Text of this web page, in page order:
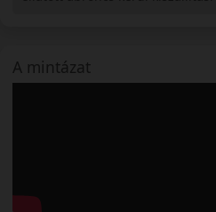
A mintázat